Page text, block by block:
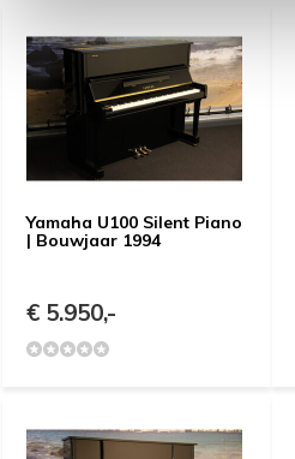
Yamaha U100 Silent Piano
| Bouwjaar 1994
€ 5.950,-